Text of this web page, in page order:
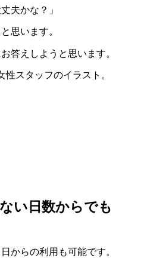
夫かな？」
思います。
答えしようと思います。
い日数からでも
からの利用も可能です。